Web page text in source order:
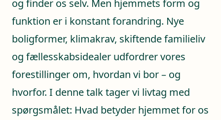
og finder os selv. Men hjemmets form og
funktion er i konstant forandring. Nye
boligformer, klimakrav, skiftende familieliv
og fællesskabsidealer udfordrer vores
forestillinger om, hvordan vi bor – og
hvorfor. I denne talk tager vi livtag med
spørgsmålet: Hvad betyder hjemmet for os